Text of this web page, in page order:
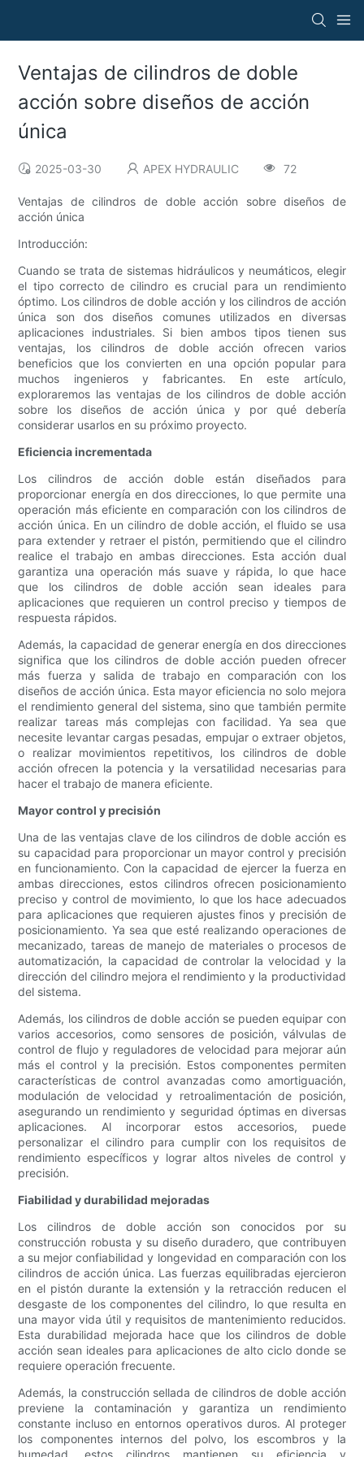
Ventajas de cilindros de doble
acción sobre diseños de acción
única
2025-03-30 APEX HYDRAULIC 72
Ventajas de cilindros de doble acción sobre diseños de
acción única
Introducción:
Cuando se trata de sistemas hidráulicos y neumáticos, elegir
el tipo correcto de cilindro es crucial para un rendimiento
óptimo. Los cilindros de doble acción y los cilindros de acción
única son dos diseños comunes utilizados en diversas
aplicaciones industriales. Si bien ambos tipos tienen sus
ventajas, los cilindros de doble acción ofrecen varios
beneficios que los convierten en una opción popular para
muchos ingenieros y fabricantes. En este artículo,
exploraremos las ventajas de los cilindros de doble acción
sobre los diseños de acción única y por qué debería
considerar usarlos en su próximo proyecto.
Eficiencia incrementada
Los cilindros de acción doble están diseñados para
proporcionar energía en dos direcciones, lo que permite una
operación más eficiente en comparación con los cilindros de
acción única. En un cilindro de doble acción, el fluido se usa
para extender y retraer el pistón, permitiendo que el cilindro
realice el trabajo en ambas direcciones. Esta acción dual
garantiza una operación más suave y rápida, lo que hace
que los cilindros de doble acción sean ideales para
aplicaciones que requieren un control preciso y tiempos de
respuesta rápidos.
Además, la capacidad de generar energía en dos direcciones
significa que los cilindros de doble acción pueden ofrecer
más fuerza y ​​salida de trabajo en comparación con los
diseños de acción única. Esta mayor eficiencia no solo mejora
el rendimiento general del sistema, sino que también permite
realizar tareas más complejas con facilidad. Ya sea que
necesite levantar cargas pesadas, empujar o extraer objetos,
o realizar movimientos repetitivos, los cilindros de doble
acción ofrecen la potencia y la versatilidad necesarias para
hacer el trabajo de manera eficiente.
Mayor control y precisión
Una de las ventajas clave de los cilindros de doble acción es
su capacidad para proporcionar un mayor control y precisión
en funcionamiento. Con la capacidad de ejercer la fuerza en
ambas direcciones, estos cilindros ofrecen posicionamiento
preciso y control de movimiento, lo que los hace adecuados
para aplicaciones que requieren ajustes finos y precisión de
posicionamiento. Ya sea que esté realizando operaciones de
mecanizado, tareas de manejo de materiales o procesos de
automatización, la capacidad de controlar la velocidad y la
dirección del cilindro mejora el rendimiento y la productividad
del sistema.
Además, los cilindros de doble acción se pueden equipar con
varios accesorios, como sensores de posición, válvulas de
control de flujo y reguladores de velocidad para mejorar aún
más el control y la precisión. Estos componentes permiten
características de control avanzadas como amortiguación,
modulación de velocidad y retroalimentación de posición,
asegurando un rendimiento y seguridad óptimas en diversas
aplicaciones. Al incorporar estos accesorios, puede
personalizar el cilindro para cumplir con los requisitos de
rendimiento específicos y lograr altos niveles de control y
precisión.
Fiabilidad y durabilidad mejoradas
Los cilindros de doble acción son conocidos por su
construcción robusta y su diseño duradero, que contribuyen
a su mejor confiabilidad y longevidad en comparación con los
cilindros de acción única. Las fuerzas equilibradas ejercieron
en el pistón durante la extensión y la retracción reducen el
desgaste de los componentes del cilindro, lo que resulta en
una mayor vida útil y requisitos de mantenimiento reducidos.
Esta durabilidad mejorada hace que los cilindros de doble
acción sean ideales para aplicaciones de alto ciclo donde se
requiere operación frecuente.
Además, la construcción sellada de cilindros de doble acción
previene la contaminación y garantiza un rendimiento
constante incluso en entornos operativos duros. Al proteger
los componentes internos del polvo, los escombros y la